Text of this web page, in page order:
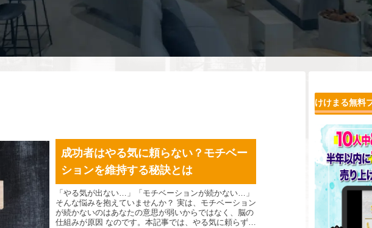
成功者はやる気に頼らない？モチベー
ションを維持する秘訣とは
「やる気が出ない…」「モチベーションが続かない…」
そんな悩みを抱えていませんか？ 実は、モチベーション
が続かないのはあなたの意思が弱いからではなく、脳の
仕組みが原因 なのです。本記事では、やる気に頼らず自
けけまる無料